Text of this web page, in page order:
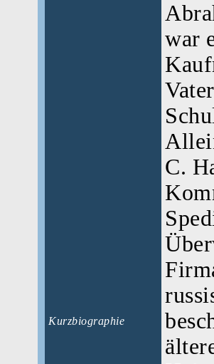
Kurzbiographie
war
C.